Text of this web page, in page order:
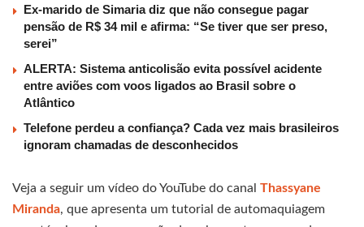
Ex-marido de Simaria diz que não consegue pagar
pensão de R$ 34 mil e afirma: “Se tiver que ser preso,
serei”
ALERTA: Sistema anticolisão evita possível acidente
entre aviões com voos ligados ao Brasil sobre o
Atlântico
Telefone perdeu a confiança? Cada vez mais brasileiros
ignoram chamadas de desconhecidos
Veja a seguir um vídeo do YouTube do canal Thassyane
Miranda, que apresenta um tutorial de automaquiagem